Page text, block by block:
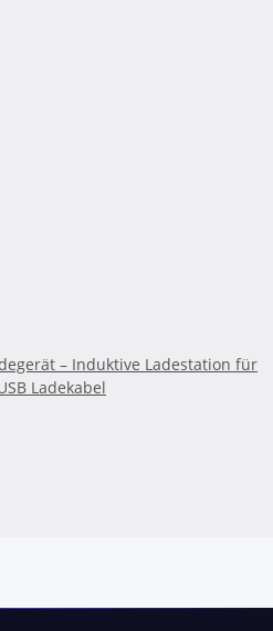
– Induktive Ladestation für
Ladekabel